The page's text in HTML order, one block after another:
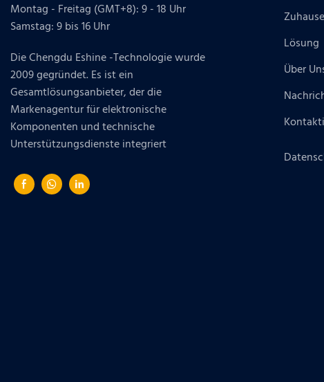
Montag - Freitag (GMT+8): 9 - 18 Uhr
Samstag: 9 bis 16 Uhr
Die Chengdu Eshine -Technologie wurde
2009 gegründet. Es ist ein
Gesamtlösungsanbieter, der die
Markenagentur für elektronische
Komponenten und technische
Unterstützungsdienste integriert
Zuhause
Lösung
Über